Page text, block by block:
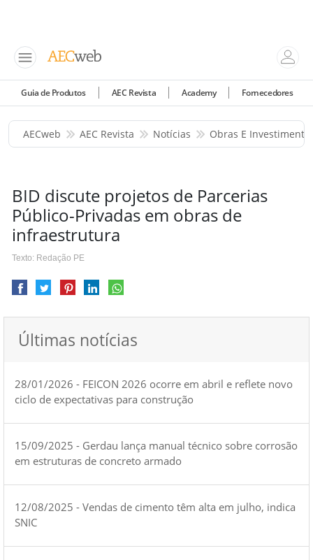
Guia de Produtos AEC Revista Academy Fornecedores
AECweb AEC Revista Notícias Obras E
BID discute projetos de Parcerias
Público-Privadas em obras de
infraestrutura
Texto: Redação PE
Últimas notícias
28/01/2026 - FEICON 2026 ocorre em abril e reflete novo
ciclo de expectativas para construção
15/09/2025 - Gerdau lança manual técnico sobre corrosão
em estruturas de concreto armado
12/08/2025 - Vendas de cimento têm alta em julho, indica
SNIC